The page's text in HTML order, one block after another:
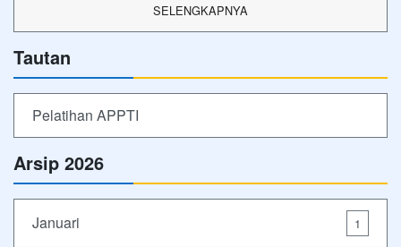
SELENGKAPNYA
Tautan
Pelatihan APPTI
Arsip 2026
Januari 1